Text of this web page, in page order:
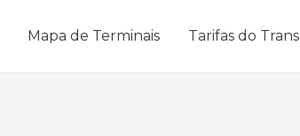
Mapa de Terminais Tarifas do